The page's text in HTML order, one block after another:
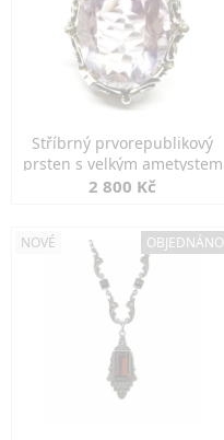
Stříbrný prvorepublikový
prsten s velkým ametystem
2 800 Kč
NOVÉ OBJEDNÁNO